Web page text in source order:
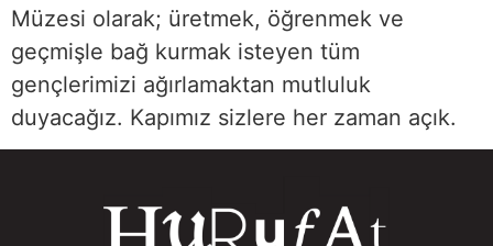
Müzesi olarak; üretmek, öğrenmek ve
geçmişle bağ kurmak isteyen tüm
gençlerimizi ağırlamaktan mutluluk
duyacağız. Kapımız sizlere her zaman açık.